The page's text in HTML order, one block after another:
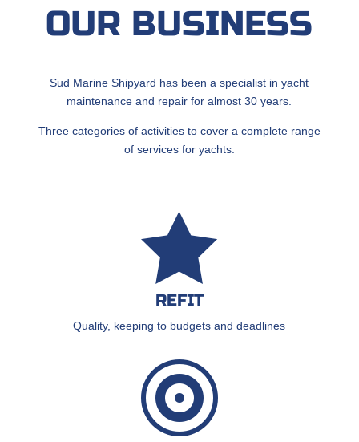
OUR BUSINESS
Sud Marine Shipyard has been a specialist in yacht
maintenance and repair for almost 30 years.
Three categories of activities to cover a complete range
of services for yachts:

REFIT
Quality, keeping to budgets and deadlines
